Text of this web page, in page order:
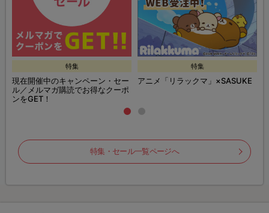
特集
現在開催中のキャンペーン・セー
ル／メルマガ購読でお得なクーポ
ンをGET！
特集
アニメ「リラックマ」×SASUKE
特集・セール一覧ページへ